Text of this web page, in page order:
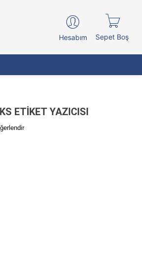
Hesabım Sepet Boş
ETİKET YAZICISI